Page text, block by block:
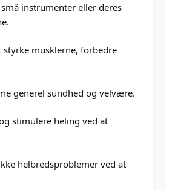
instrumenter eller deres
styrke musklerne, forbedre
generel sundhed og velvære.
stimulere heling ved at
helbredsproblemer ved at